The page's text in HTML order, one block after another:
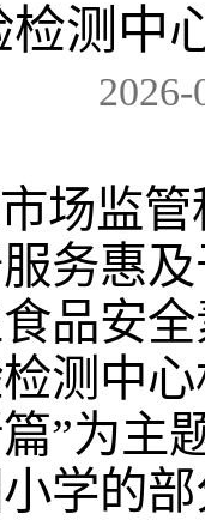
检测中
场监
务惠
品安
测中
”为主
学的